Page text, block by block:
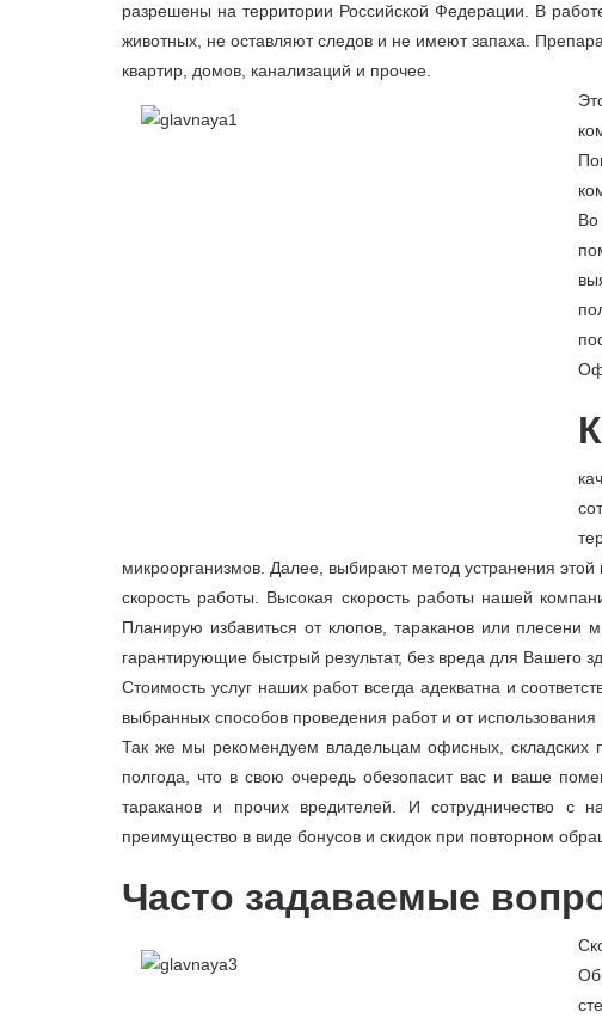
разрешены на территории Российской Федерации. В
животных, не оставляют следов и не имеют запаха.
квартир, домов, канализаций и прочее.
Во
микроорганизмов. Далее, выбирают метод устранения
скорость работы. Высокая скорость работы нашей
Планирую избавиться от клопов, тараканов или
гарантирующие быстрый результат, без вреда для Вашего
Стоимость услуг наших работ всегда адекватна и
выбранных способов проведения работ и от использования
Так же мы рекомендуем владельцам офисных,
полгода, что в свою очередь обезопасит вас и ваше
тараканов и прочих вредителей. И сотрудничество с
преимущество в виде бонусов и скидок при повторном
Часто задаваемые